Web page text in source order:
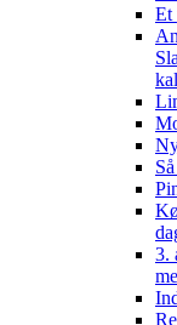
Et
3.